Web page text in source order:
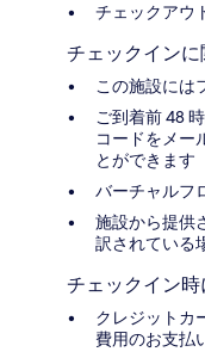
チェックアウ
チェックイン
この施設には
ご到着前 48
コードをメー
とができます
バーチャルフ
施設から提供
訳されている
チェックイン
クレジットカ
費用のお支払